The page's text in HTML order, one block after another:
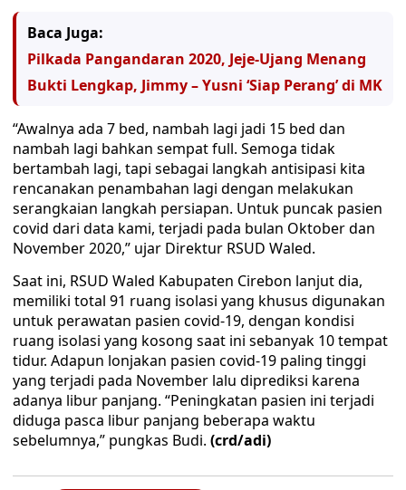
Baca Juga:
Pilkada Pangandaran 2020, Jeje-Ujang Menang
Bukti Lengkap, Jimmy – Yusni ‘Siap Perang’ di MK
“Awalnya ada 7 bed, nambah lagi jadi 15 bed dan
nambah lagi bahkan sempat full. Semoga tidak
bertambah lagi, tapi sebagai langkah antisipasi kita
rencanakan penambahan lagi dengan melakukan
serangkaian langkah persiapan. Untuk puncak pasien
covid dari data kami, terjadi pada bulan Oktober dan
November 2020,” ujar Direktur RSUD Waled.
Saat ini, RSUD Waled Kabupaten Cirebon lanjut dia,
memiliki total 91 ruang isolasi yang khusus digunakan
untuk perawatan pasien covid-19, dengan kondisi
ruang isolasi yang kosong saat ini sebanyak 10 tempat
tidur. Adapun lonjakan pasien covid-19 paling tinggi
yang terjadi pada November lalu diprediksi karena
adanya libur panjang. “Peningkatan pasien ini terjadi
diduga pasca libur panjang beberapa waktu
sebelumnya,” pungkas Budi. (crd/adi)